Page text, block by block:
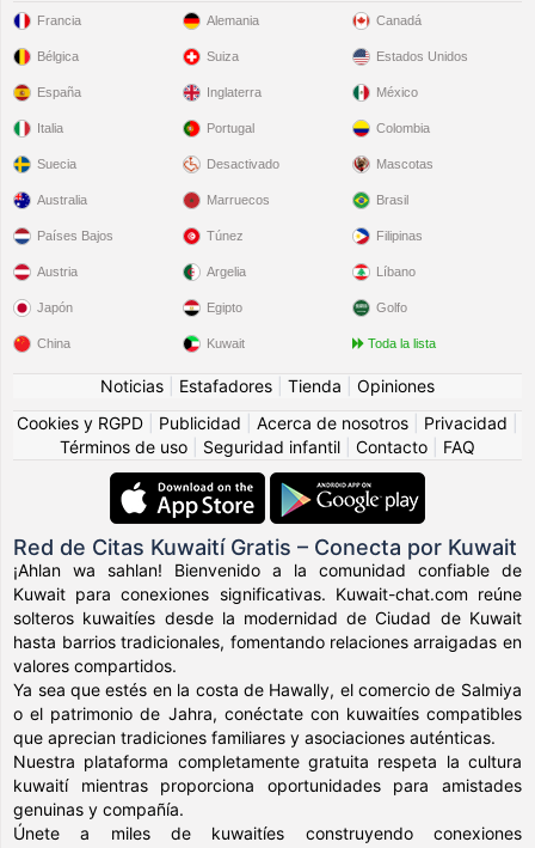
Francia
Bélgica
España
Italia
Suecia
Alemania
Suiza
Inglaterra
Portugal
Desactivado
Canadá
Estados Unidos
México
Colombia
Mascotas
Australia
Países Bajos
Austria
Japón
China
Marruecos
Túnez
Argelia
Egipto
Kuwait
Brasil
Filipinas
Líbano
Golfo
Toda la lista
Noticias Estafadores Tienda
Opiniones
Cookies y RGPD
Publicidad Acerca de nosotros Privacidad
Términos de uso
Seguridad infantil Contacto FAQ
Red de Citas Kuwaití Gratis – Conecta por Kuwait
¡Ahlan wa sahlan! Bienvenido a la comunidad confiable de
Kuwait para conexiones significativas. Kuwait-chat.com reúne
solteros kuwaitíes desde la modernidad de Ciudad de Kuwait
hasta barrios tradicionales, fomentando relaciones arraigadas en
valores compartidos.
Ya sea que estés en la costa de Hawally, el comercio de Salmiya
o el patrimonio de Jahra, conéctate con kuwaitíes compatibles
que aprecian tradiciones familiares y asociaciones auténticas.
Nuestra plataforma completamente gratuita respeta la cultura
kuwaití mientras proporciona oportunidades para amistades
genuinas y compañía.
Únete a miles de kuwaitíes construyendo conexiones